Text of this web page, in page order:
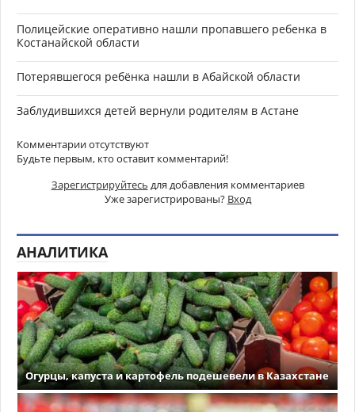
Полицейские оперативно нашли пропавшего ребенка в
Костанайской области
Потерявшегося ребёнка нашли в Абайской области
Заблудившихся детей вернули родителям в Астане
Комментарии отсутствуют
Будьте первым, кто оставит комментарий!
Зарегистрируйтесь для добавления комментариев
Уже зарегистрированы? Вход
АНАЛИТИКА
Огурцы, капуста и картофель подешевели в Казахстане